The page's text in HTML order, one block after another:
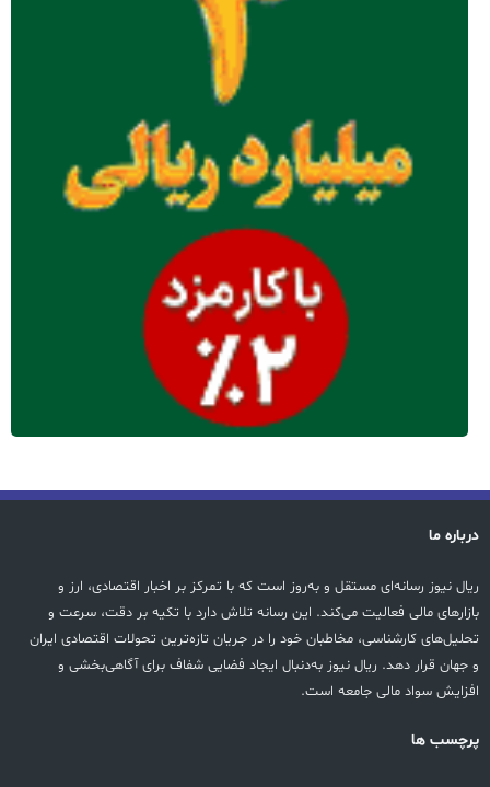
درباره ما
ریال نیوز رسانه‌ای مستقل و به‌روز است که با تمرکز بر اخبار اقتصادی، ارز و
بازارهای مالی فعالیت می‌کند. این رسانه تلاش دارد با تکیه بر دقت، سرعت و
تحلیل‌های کارشناسی، مخاطبان خود را در جریان تازه‌ترین تحولات اقتصادی ایران
و جهان قرار دهد. ریال نیوز به‌دنبال ایجاد فضایی شفاف برای آگاهی‌بخشی و
افزایش سواد مالی جامعه است.
پرچسب ها